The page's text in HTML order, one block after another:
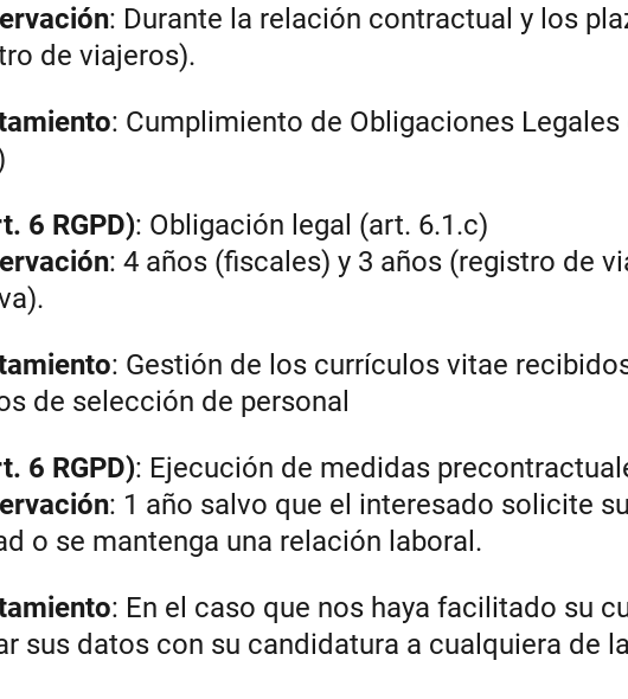
: Durante la relación contractual y los
de viajeros).
: Cumplimiento de Obligaciones Legales
6 RGPD): Obligación legal (art. 6.1.c)
: 4 años (fiscales) y 3 años (registro de
: Gestión de los currículos vitae
de selección de personal
6 RGPD): Ejecución de medidas
: 1 año salvo que el interesado solicite
o se mantenga una relación laboral.
: En el caso que nos haya facilitado su
sus datos con su candidatura a cualquiera de